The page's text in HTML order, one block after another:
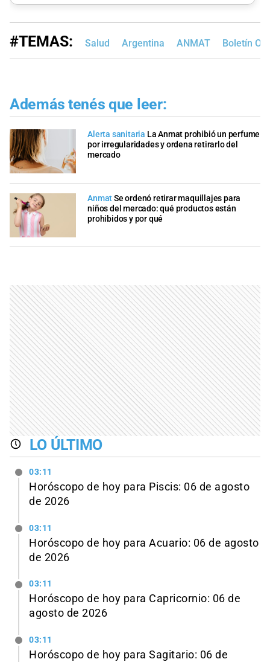
#TEMAS: Salud Argentina ANMAT Boletín
Además tenés que leer:
Alerta sanitaria La Anmat prohibió un perfume
por irregularidades y ordena retirarlo del
mercado
AnmatSe ordenó retirar maquillajes para
niños del mercado: qué productos están
prohibidos y por qué
LO ÚLTIMO
03:11
Horóscopo de hoy para Piscis: 06 de agosto
de 2026
03:11
Horóscopo de hoy para Acuario: 06 de agosto
de 2026
03:11
Horóscopo de hoy para Capricornio: 06 de
agosto de 2026
03:11
Horóscopo de hoy para Sagitario: 06 de